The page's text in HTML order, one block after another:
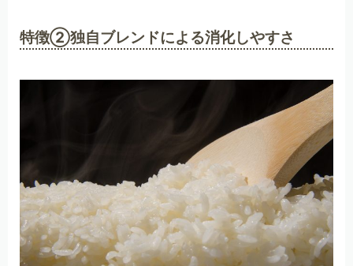
特徴②独自ブレンドによる消化しやすさ